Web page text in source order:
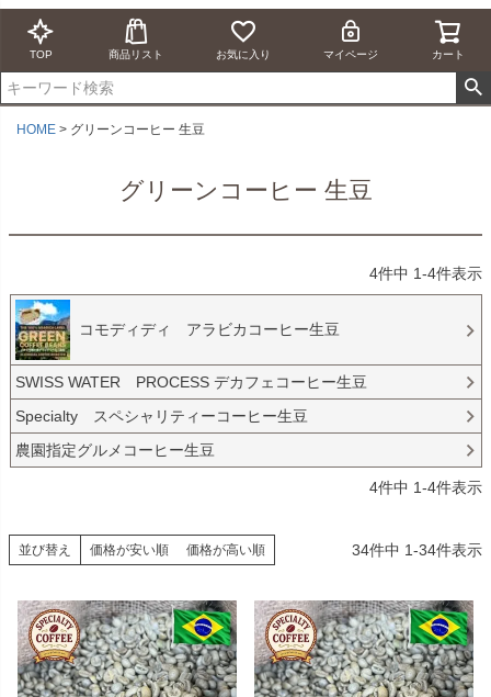
TOP 商品リスト お気に入り マイページ カート
HOME グリーンコーヒー 生豆
グリーンコーヒー 生豆
4件中 1-4件表示
コモディディ アラビカコーヒー生豆
SWISS WATER PROCESS デカフェコーヒー生豆
Specialty スペシャリティーコーヒー生豆
農園指定グルメコーヒー生豆
4件中 1-4件表示
並び替え 価格が安い順 価格が高い順 34件中 1-34件表示